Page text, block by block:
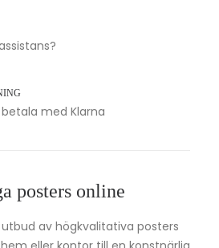
betala med Klarna
posters online
av högkvalitativa posters